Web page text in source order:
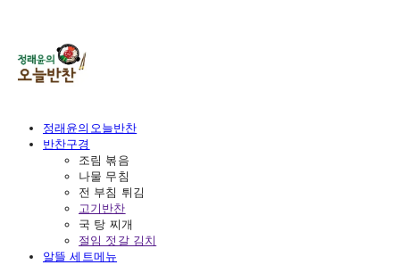
정래윤의오늘반찬
반찬구경
조림 볶음
나물 무침
전 부침 튀김
고기반찬
국 탕 찌개
절임 젓갈 김치
알뜰 세트메뉴